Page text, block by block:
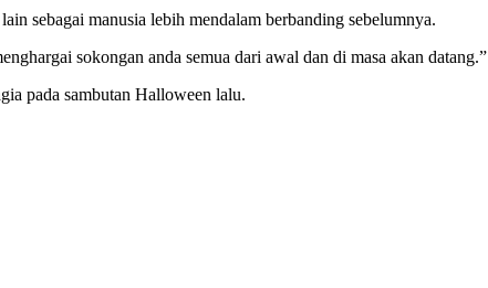
sebagai manusia lebih mendalam berbanding sebelumnya.
sokongan anda semua dari awal dan di masa akan datang.”
pada sambutan Halloween lalu.